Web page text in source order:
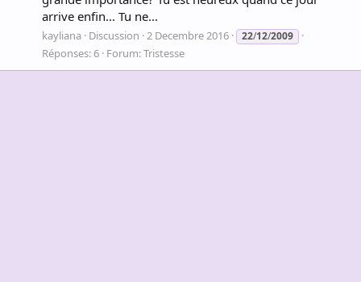
arrive enfin... Tu ne...
kayliana Discussion 2 Decembre 2016 22/12/2009
Réponses: 6 Forum:Tristesse